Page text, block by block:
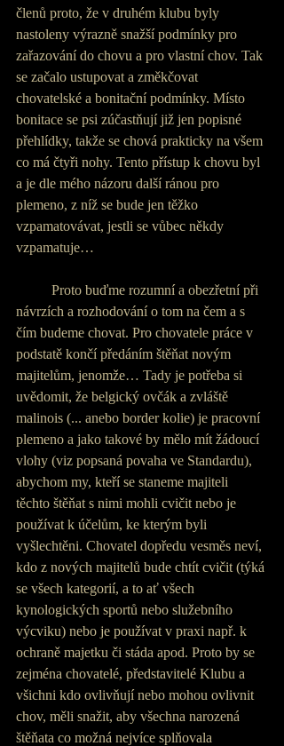
členů proto, že v druhém klubu byly
nastoleny výrazně snažší podmínky pro
zařazování do chovu a pro vlastní chov. Tak
se začalo ustupovat a změkčovat
chovatelské a bonitační podmínky. Místo
bonitace se psi zúčastňují již jen popisné
přehlídky, takže se chová prakticky na všem
co má čtyři nohy. Tento přístup k chovu byl
a je dle mého názoru další ránou pro
plemeno, z níž se bude jen těžko
vzpamatovávat, jestli se vůbec někdy
vzpamatuje…
návrzích a rozhodování o tom na čem a s
čím budeme chovat. Pro chovatele práce v
podstatě končí předáním štěňat novým
majitelům, jenomže… Tady je potřeba si
uvědomit, že belgický ovčák a zvláště
malinois (... anebo border kolie) je pracovní
plemeno a jako takové by mělo mít žádoucí
vlohy (viz popsaná povaha ve Standardu),
abychom my, kteří se staneme majiteli
těchto štěňat s nimi mohli cvičit nebo je
používat k účelům, ke kterým byli
vyšlechtěni. Chovatel dopředu vesměs neví,
kdo z nových majitelů bude chtít cvičit (týká
se všech kategorií, a to ať všech
kynologických sportů nebo služebního
výcviku) nebo je používat v praxi např. k
ochraně majetku či stáda apod. Proto by se
zejména chovatelé, představitelé Klubu a
všichni kdo ovlivňují nebo mohou ovlivnit
chov, měli snažit, aby všechna narozená
štěňata co možná nejvíce splňovala